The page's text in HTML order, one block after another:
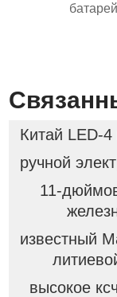
батарей
Китай LED-4
ручной
11-
известный
высокое